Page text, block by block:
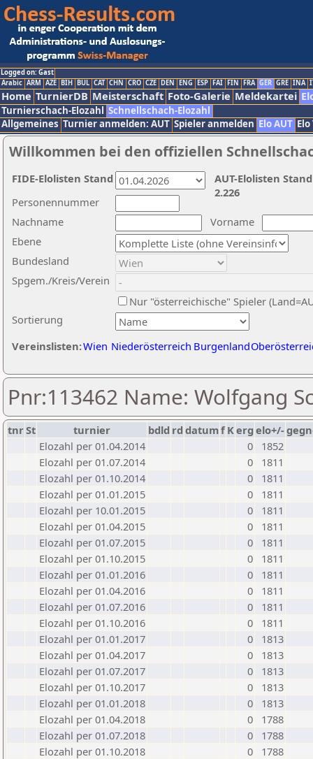
Logged on: Gast
Arabic ARM AZE BIH BUL CAT CHN CRO CZE DEN ENG ESP FAI FIN FRA GER GRE INA
Home TurnierDB Meisterschaft Foto-Galerie Meldekartei
Turnierschach-Elozahl Schnellschach-Elozahl
Allgemeines Turnier anmelden: AUT Spieler anmelden Elo AUT
Willkommen bei den offiziellen
Nachname
Vorname
Ebene
Sortierung
Personennummer
Bundesland
Spgem./Kreis/Verein
Nur "österreichische" Spieler
Vereinslisten:Wien Niederösterreich Burgenland
AUT-Elolisten
2.226
FIDE-Elolisten Stand
Pnr:113462 Name: Wolfgang
tnrSt turnier bdld rd datumf Kerg elo+/-
Elozahl per 01.04.2014
0
1852
Elozahl per 01.07.2014
0
1811
Elozahl per 01.10.2014
0
1811
Elozahl per 01.01.2015
0
1811
Elozahl per 10.01.2015
0
1811
Elozahl per 01.04.2015
0
1811
Elozahl per 01.07.2015
0
1811
Elozahl per 01.10.2015
0
1811
Elozahl per 01.01.2016
0
1811
Elozahl per 01.04.2016
0
1811
Elozahl per 01.07.2016
0
1811
Elozahl per 01.10.2016
0
1811
Elozahl per 01.01.2017
0
1813
Elozahl per 01.04.2017
0
1813
Elozahl per 01.07.2017
0
1813
Elozahl per 01.10.2017
0
1813
Elozahl per 01.01.2018
0
1813
Elozahl per 01.04.2018
0
1788
Elozahl per 01.07.2018
0
1788
Elozahl per 01.10.2018
0
1788